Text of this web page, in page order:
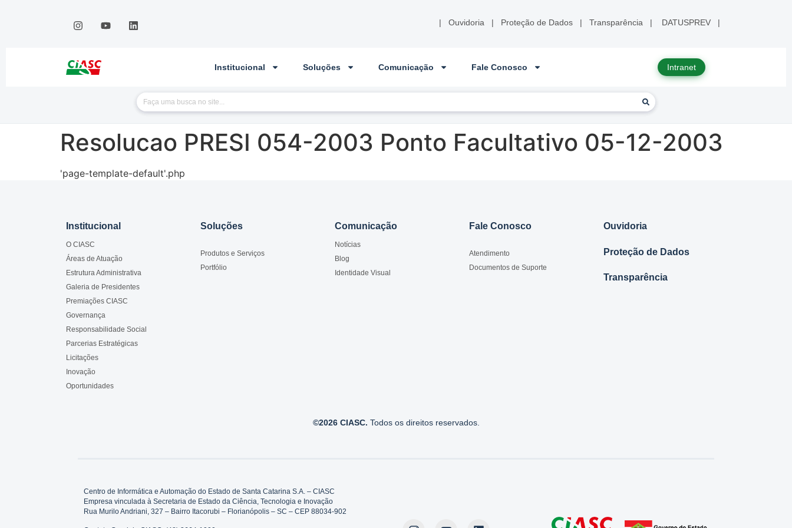
| Ouvidoria | Proteção de Dados | Transparência | DATUSPREV |
Institucional Soluções Comunicação Fale Conosco Intranet
Resolucao PRESI 054-2003 Ponto Facultativo 05-12-2003
'page-template-default'.php
Institucional
O CIASC
Áreas de Atuação
Estrutura Administrativa
Galeria de Presidentes
Premiações CIASC
Governança
Responsabilidade Social
Parcerias Estratégicas
Licitações
Inovação
Oportunidades
Soluções
Produtos e Serviços
Portfólio
Comunicação
Notícias
Blog
Identidade Visual
Fale Conosco
Atendimento
Documentos de Suporte
Ouvidoria
Proteção de Dados
Transparência
©2026 CIASC. Todos os direitos reservados.
Centro de Informática e Automação do Estado de Santa Catarina S.A. – CIASC
Empresa vinculada à Secretaria de Estado da Ciência, Tecnologia e Inovação
Rua Murilo Andriani, 327 – Bairro Itacorubi – Florianópolis – SC – CEP 88034-902